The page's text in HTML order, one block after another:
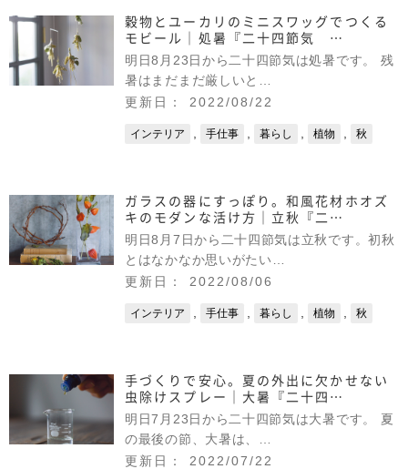
穀物とユーカリのミニスワッグでつくる
モビール｜処暑『二十四節気 …
明日8月23日から二十四節気は処暑です。 残
暑はまだまだ厳しいと…
更新日： 2022/08/22
インテリア 手仕事 暮らし 植物 秋
ガラスの器にすっぽり。和風花材ホオズ
キのモダンな活け方｜立秋『二…
明日8月7日から二十四節気は立秋です。初秋
とはなかなか思いがたい…
更新日： 2022/08/06
インテリア 手仕事 暮らし 植物 秋
手づくりで安心。夏の外出に欠かせない
虫除けスプレー｜大暑『二十四…
明日7月23日から二十四節気は大暑です。 夏
の最後の節、大暑は、…
更新日： 2022/07/22